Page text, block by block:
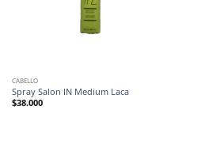
CABELLO
Spray Salon IN Medium Laca
$38.000